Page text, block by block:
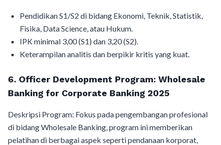
Pendidikan S1/S2 di bidang Ekonomi, Teknik, Statistik,
Fisika, Data Science, atau Hukum.
IPK minimal 3,00 (S1) dan 3,20 (S2).
Keterampilan analitis dan berpikir kritis yang kuat.
6. Officer Development Program: Wholesale
Banking for Corporate Banking 2025
Deskripsi Program: Fokus pada pengembangan profesional
di bidang Wholesale Banking, program ini memberikan
pelatihan di berbagai aspek seperti pendanaan korporat,